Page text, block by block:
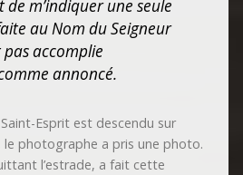
de m’indiquer une seule
au Nom du Seigneur
accomplie
annoncé.
Esprit est descendu sur
le photographe a pris une photo.
l’estrade, a fait cette